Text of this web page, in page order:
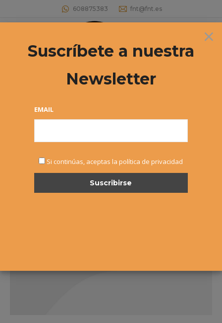
608875383 fnt@fnt.es
Buscar:
30º CIRCUITO DE TENIS INFANTIL
de inscripción para el 2º Torneo
×
Suscríbete a nuestra
Newsletter
EMAIL
Si continúas, aceptas la política de privacidad